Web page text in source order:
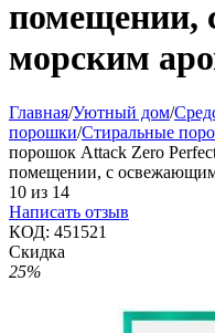
помещении,
морским
Главная/Уютный дом/
порошки/Стиральные
порошок Attack Zero
помещении, с
10 из 14
Написать отзыв
КОД: 451521
Скидка
25%